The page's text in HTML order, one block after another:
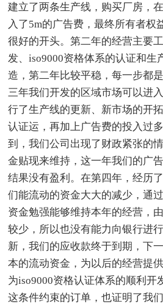
建立了两条生产线，购买厂房，
入了5m的广告费，最终所有者权
很好的开头。第二年的经营主要
发、iso9000资格体系的认证和生
造，第二年比较平稳，每一步都
三年我们开发的区域市场可以进
行了生产线的更新、新市场的开
认证运，再加上广告费的投入过
到，我们公司出现了财政紧张的
金贴现来维持，这一年我们的广
结果没有盈利。在第四年，经历
们能流动的资金大大的减少，通
资金勉强能够维持本年的经营，
较少，所以也没有能力向银行进
新，我们的应收款终于到期，下
本的流动资金，为以后的经营提
为iso9000资格认证体系的顺利开
这条件约束的订单，也证明了我